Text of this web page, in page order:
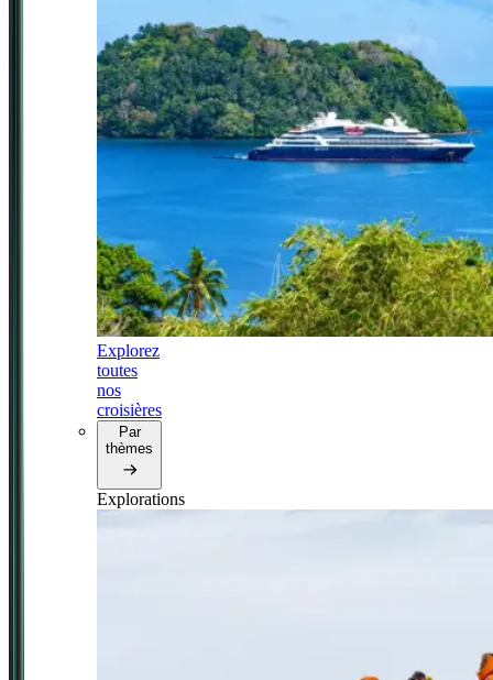
Explorez
toutes
nos
croisières
Par
thèmes
Explorations